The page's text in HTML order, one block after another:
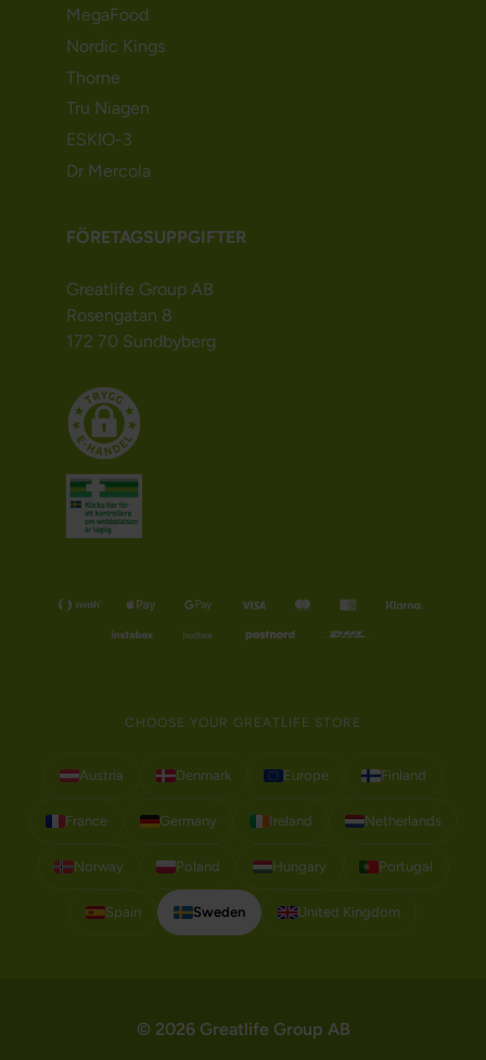
MegaFood
Nordic Kings
Thorne
Tru Niagen
ESKIO-3
Dr Mercola
FÖRETAGSUPPGIFTER
Greatlife Group AB
Rosengatan 8
172 70 Sundbyberg
CHOOSE YOUR GREATLIFE STORE
Austria Denmark Europe Finland
France Germany Ireland Netherlands
Norway Poland Hungary Portugal
Spain Sweden United Kingdom
© 2026 Greatlife Group AB